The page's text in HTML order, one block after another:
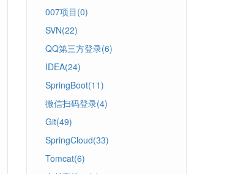
007项目(0)
SVN(22)
QQ第三方登录(6)
IDEA(24)
SpringBoot(11)
微信扫码登录(4)
Git(49)
SpringCloud(33)
Tomcat(6)